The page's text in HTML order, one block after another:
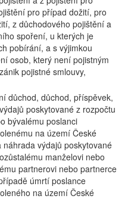
pro případ dožití, pro
z důchodového pojištění a
spoření, u kterých je
pobírání, a s výjimkou
osob, který není pojistným
pojistné smlouvy,
důchod, důchod, příspěvek,
poskytované z rozpočtu
bývalému poslanci
na území České
výdajů poskytované
manželovi nebo
partnerovi nebo partnerce
úmrtí poslance
na území České